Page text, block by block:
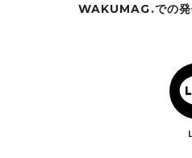
WAKUMAG.での発